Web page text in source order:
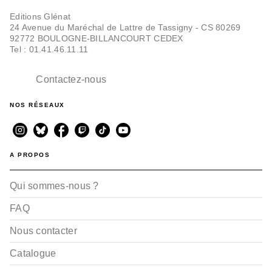
Editions Glénat
24 Avenue du Maréchal de Lattre de Tassigny - CS 80269
92772 BOULOGNE-BILLANCOURT CEDEX
Tel : 01.41.46.11.11
Contactez-nous
NOS RÉSEAUX
A PROPOS
Qui sommes-nous ?
FAQ
Nous contacter
Catalogue